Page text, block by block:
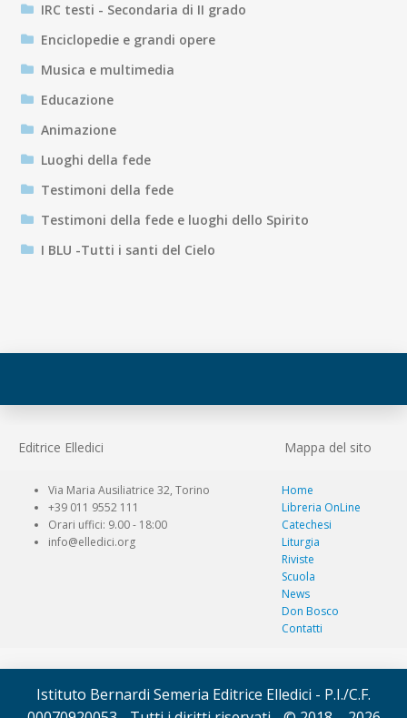
IRC testi - Secondaria di II grado
Enciclopedie e grandi opere
Musica e multimedia
Educazione
Animazione
Luoghi della fede
Testimoni della fede
Testimoni della fede e luoghi dello Spirito
I BLU -Tutti i santi del Cielo
Editrice Elledici Mappa del sito
Via Maria Ausiliatrice 32, Torino
+39 011 9552 111
Orari uffici: 9.00 - 18:00
info@elledici.org
Home
Libreria OnLine
Catechesi
Liturgia
Riviste
Scuola
News
Don Bosco
Contatti
Istituto Bernardi Semeria Editrice Elledici - P.I./C.F.